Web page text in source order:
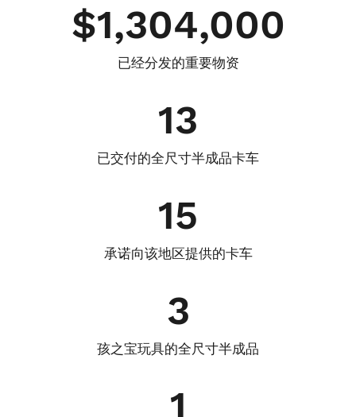
已经分发的重要物资
$1,304,000
已交付的全尺寸半成品卡车
13
承诺向该地区提供的卡车
15
孩之宝玩具的全尺寸半成品
3
1